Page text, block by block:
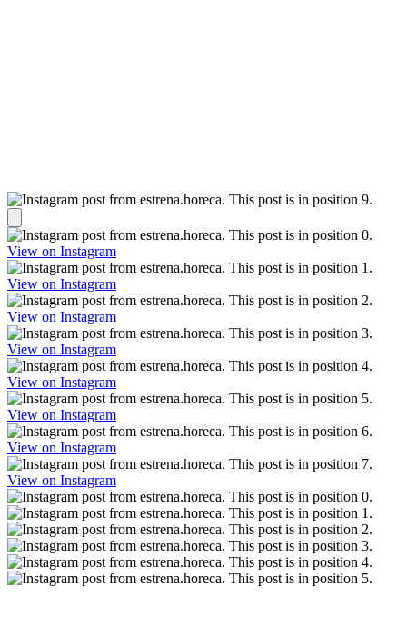
View on Instagram
View on Instagram
View on Instagram
View on Instagram
View on Instagram
View on Instagram
View on Instagram
View on Instagram